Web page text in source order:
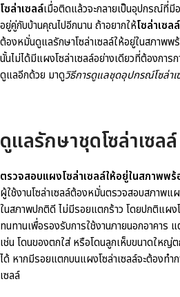
โซล่าเซลล์เมื่อติดแล้วจะกลายเป็นอุปกรณ์ที่มี
อยู่คู่กับบ้านคุณไปอีกนาน ถ้าอยากให้โซล่าเซลล์
ต้องหมั่นดูแลรักษาโซล่าเซลล์ให้อยู่ในสภาพพ
นั้นไม่ได้มีแผงโซล่าเซลล์อย่างเดียวที่ต้องกา
ดูแลอีกด้วย มาดูวิธีการดูแลชุดอุปกรณ์โซล่าเ
ดูแลรักษาชุดโซล่าเซล
ตรวจสอบแผงโซล่าเซลล์ให้อยู่ในสภาพพร้
ผู้ใช้งานโซล่าเซลล์ต้องหมั่นตรวจสอบสภาพแ
ในสภาพปกติดี ไม่มีรอยแตกร้าว โดยปกติแผง
ทนทานเพื่อรองรับการใช้งานภายนอกอาคาร
เช่น โดนของตกใส่ หรือโดนลูกเห็บขนาดใหญ่
ได้ หากมีรอยแตกบนแผงโซล่าเซลล์จะต้องท
เซลล์